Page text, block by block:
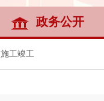
政务公开
施工竣工